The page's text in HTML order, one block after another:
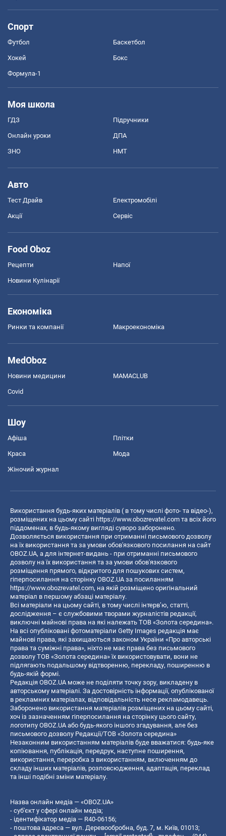
Спорт
Футбол Баскетбол
Хокей Бокс
Формула-1
Моя школа
ГДЗ Підручники
Онлайн уроки ДПА
ЗНО НМТ
Авто
Тест Драйв Електромобілі
Акції Сервіс
Food Oboz
Рецепти Напої
Новини Кулінарії
Економіка
Ринки та компанії Макроекономіка
MedOboz
Новини медицини MAMACLUB
Covid
Шоу
Афіша Плітки
Краса Мода
Жіночий журнал
Використання будь-яких матеріалів ( в тому числі фото- та відео-),
розміщених на цьому сайті https://www.obozrevatel.com та всіх його
піддоменах, в будь-якому вигляді суворо заборонено.
Дозволяється використання при отриманні письмового дозволу
на їх використання та за умови обов'язкового посилання на сайт
OBOZ.UA, а для інтернет-видань - при отриманні письмового
дозволу на їх використання та за умови обов'язкового
розміщення прямого, відкритого для пошукових систем,
гіперпосилання на сторінку OBOZ.UA за посиланням
https://www.obozrevatel.com, на якій розміщено оригінальний
матеріал в першому абзаці матеріалу.
Всі матеріали на цьому сайті, в тому числі інтерв’ю, статті,
дослідження – є службовими творами журналістів редакції,
виключні майнові права на які належать ТОВ «Золота середина».
На всі опубліковані фотоматеріали Getty Images редакція має
майнові права, які захищаються законом України «Про авторські
права та суміжні права», ніхто не має права без письмового
дозволу ТОВ «Золота середина» їх використовувати, вони не
підлягають подальшому відтворенню, перекладу, поширенню в
будь-якій формі.
Редакція OBOZ.UA може не поділяти точку зору, викладену в
авторському матеріалі. За достовірність інформації, опублікованої
в рекламних матеріалах, відповідальність несе рекламодавець.
Заборонено використання матеріалів розміщених на цьому сайті,
хоч із зазначенням гіперпосилання на сторінку цього сайту,
логотипу OBOZ.UA або будь-якого іншого згадування, але без
письмового дозволу Редакції/ТОВ «Золота середина»
Незаконним використанням матеріалів буде вважатися: будь-яке
копiювання, публiкацiя, передрук, наступне поширення,
використання, переробка з використанням, включенням до
складу інших матеріалів, розповсюдження, адаптація, переклад
та інші подібні зміни матеріалу.
Назва онлайн медіа — «OBOZ.UA»
- суб'єкт у сфері онлайн медіа;
- ідентифікатор медіа — R40-06156;
- поштова адреса — вул. Деревообробна, буд. 7, м. Київ, 01013;